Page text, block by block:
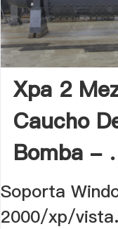
Xpa 2
Caucho
Bomba - .
Soporta
2000/xp/